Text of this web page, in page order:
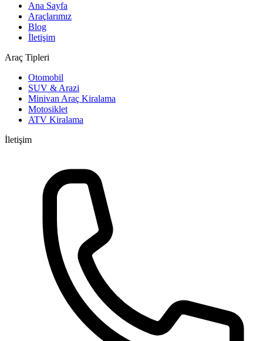
Ana Sayfa
Araçlarımız
Blog
İletişim
Araç Tipleri
Otomobil
SUV & Arazi
Minivan Araç Kiralama
Motosiklet
ATV Kiralama
İletişim